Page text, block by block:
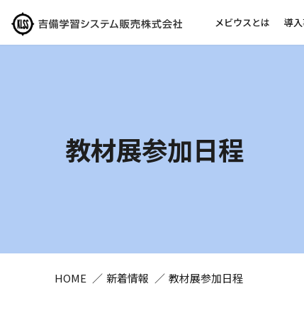
メビウスとは 導
教材展参加日程
HOME 新着情報 教材展参加日程